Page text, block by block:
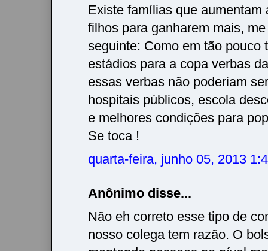
Existe famílias que aumentam
filhos para ganharem mais,
seguinte: Como em tão pouco
estádios para a copa verbas
essas verbas não poderiam
hospitais públicos, escola
e melhores condições para
Se toca !
quarta-feira, junho 05, 2013
Anônimo disse...
Não eh correto esse tipo de
nosso colega tem razão. O